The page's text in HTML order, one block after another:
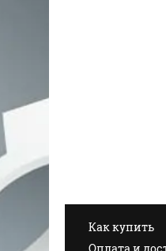
Как купить